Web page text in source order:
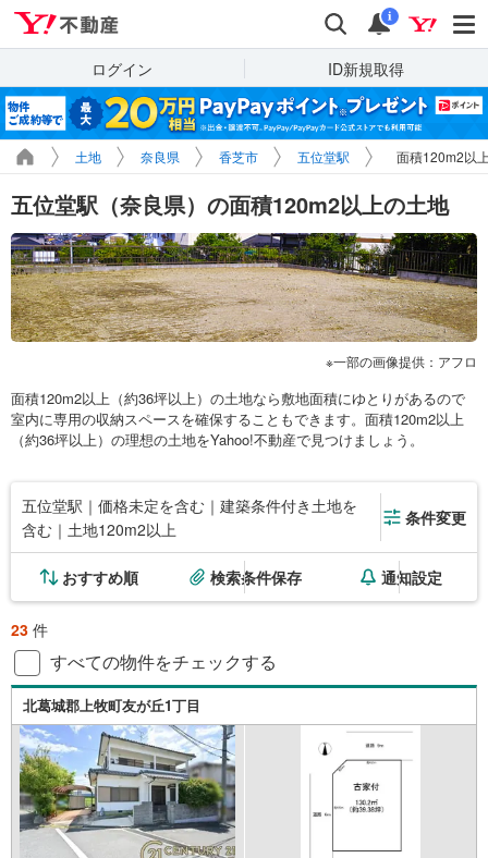
検索 通知
i
ログイン ID新規取得
土地 奈良県 香芝市 五位堂駅 面積120m2以
五位堂駅（奈良県）の面積120m2以上の土地
一部の画像提供：アフロ
面積120m2以上（約36坪以上）の土地なら敷地面積にゆとりがあるので
室内に専用の収納スペースを確保することもできます。面積120m2以上
（約36坪以上）の理想の土地をYahoo!不動産で見つけましょう。
五位堂駅｜価格未定を含む｜建築条件付き土地を
含む｜土地120m2以上
条件変更
おすすめ順 検索条件保存 通知設定
23 件
すべての物件をチェックする
北葛城郡上牧町友が丘1丁目